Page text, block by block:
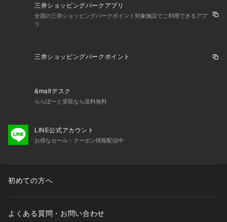
三井ショッピングパークアプリ
全国の三井ショッピングパークポイント対象施設でご利用できるアプ
リ
三井ショッピングパークポイント
&mallデスク
ららぽーと受取なら送料無料
LINE公式アカウント
お得なセール・クーポン情報配信中
初めての方へ
よくある質問・お問い合わせ